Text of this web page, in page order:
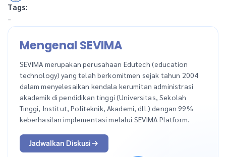
Tags:
-
Mengenal SEVIMA
SEVIMA merupakan perusahaan Edutech (education
technology) yang telah berkomitmen sejak tahun 2004
dalam menyelesaikan kendala kerumitan administrasi
akademik di pendidikan tinggi (Universitas, Sekolah
Tinggi, Institut, Politeknik, Akademi, dll.) dengan 99%
keberhasilan implementasi melalui SEVIMA Platform.
Jadwalkan Diskusi